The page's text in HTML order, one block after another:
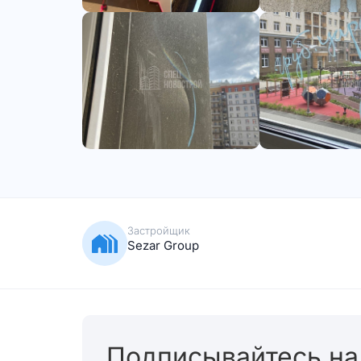
Застройщик
Sezar Group